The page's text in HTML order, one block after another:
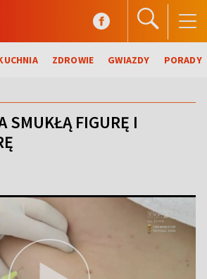
ZDROWIE GWIAZDY PORADY
SMUKŁĄ FIGURĘ I